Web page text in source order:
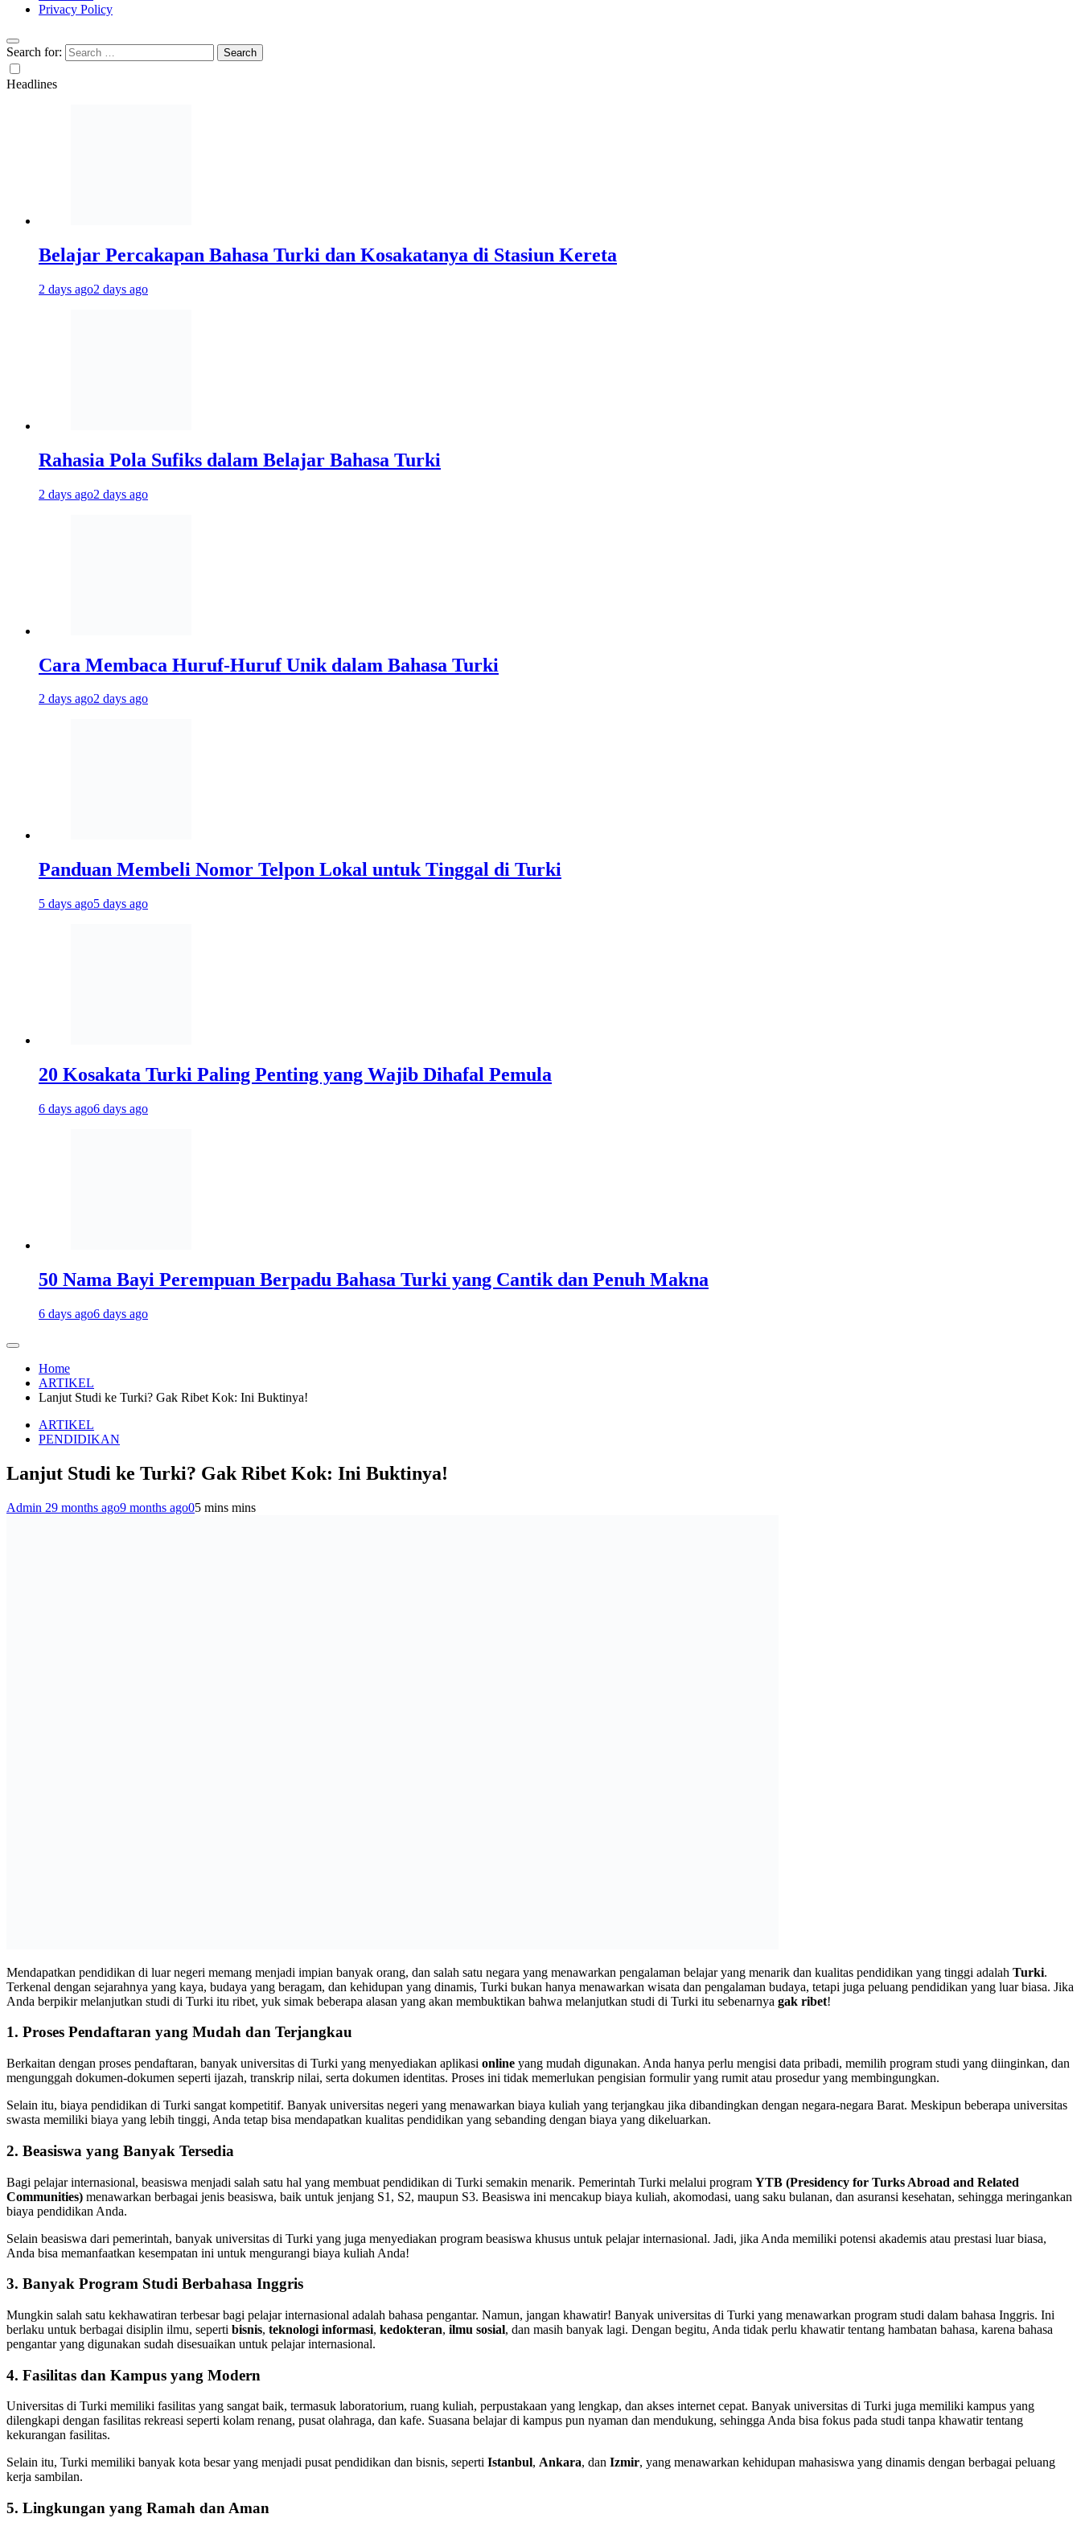
Privacy Policy
Search for:
Headlines
Belajar Percakapan Bahasa Turki dan Kosakatanya di Stasiun Kereta
2 days ago2 days ago
Rahasia Pola Sufiks dalam Belajar Bahasa Turki
2 days ago2 days ago
Cara Membaca Huruf-Huruf Unik dalam Bahasa Turki
2 days ago2 days ago
Panduan Membeli Nomor Telpon Lokal untuk Tinggal di Turki
5 days ago5 days ago
20 Kosakata Turki Paling Penting yang Wajib Dihafal Pemula
6 days ago6 days ago
50 Nama Bayi Perempuan Berpadu Bahasa Turki yang Cantik dan Penuh Makna
6 days ago6 days ago
Home
ARTIKEL
Lanjut Studi ke Turki? Gak Ribet Kok: Ini Buktinya!
ARTIKEL
PENDIDIKAN
Lanjut Studi ke Turki? Gak Ribet Kok: Ini Buktinya!
Admin 29 months ago9 months ago05 mins mins
Mendapatkan pendidikan di luar negeri memang menjadi impian banyak orang, dan salah satu negara yang menawarkan pengalaman belajar yang menarik dan kualitas pendidikan yang tinggi adalah Turki.
Terkenal dengan sejarahnya yang kaya, budaya yang beragam, dan kehidupan yang dinamis, Turki bukan hanya menawarkan wisata dan pengalaman budaya, tetapi juga peluang pendidikan yang luar biasa. Jika
Anda berpikir melanjutkan studi di Turki itu ribet, yuk simak beberapa alasan yang akan membuktikan bahwa melanjutkan studi di Turki itu sebenarnya gak ribet!
1. Proses Pendaftaran yang Mudah dan Terjangkau
Berkaitan dengan proses pendaftaran, banyak universitas di Turki yang menyediakan aplikasi online yang mudah digunakan. Anda hanya perlu mengisi data pribadi, memilih program studi yang diinginkan, dan
mengunggah dokumen-dokumen seperti ijazah, transkrip nilai, serta dokumen identitas. Proses ini tidak memerlukan pengisian formulir yang rumit atau prosedur yang membingungkan.
Selain itu, biaya pendidikan di Turki sangat kompetitif. Banyak universitas negeri yang menawarkan biaya kuliah yang terjangkau jika dibandingkan dengan negara-negara Barat. Meskipun beberapa universitas
swasta memiliki biaya yang lebih tinggi, Anda tetap bisa mendapatkan kualitas pendidikan yang sebanding dengan biaya yang dikeluarkan.
2. Beasiswa yang Banyak Tersedia
Bagi pelajar internasional, beasiswa menjadi salah satu hal yang membuat pendidikan di Turki semakin menarik. Pemerintah Turki melalui program YTB (Presidency for Turks Abroad and Related
Communities) menawarkan berbagai jenis beasiswa, baik untuk jenjang S1, S2, maupun S3. Beasiswa ini mencakup biaya kuliah, akomodasi, uang saku bulanan, dan asuransi kesehatan, sehingga meringankan
biaya pendidikan Anda.
Selain beasiswa dari pemerintah, banyak universitas di Turki yang juga menyediakan program beasiswa khusus untuk pelajar internasional. Jadi, jika Anda memiliki potensi akademis atau prestasi luar biasa,
Anda bisa memanfaatkan kesempatan ini untuk mengurangi biaya kuliah Anda!
3. Banyak Program Studi Berbahasa Inggris
Mungkin salah satu kekhawatiran terbesar bagi pelajar internasional adalah bahasa pengantar. Namun, jangan khawatir! Banyak universitas di Turki yang menawarkan program studi dalam bahasa Inggris. Ini
berlaku untuk berbagai disiplin ilmu, seperti bisnis, teknologi informasi, kedokteran, ilmu sosial, dan masih banyak lagi. Dengan begitu, Anda tidak perlu khawatir tentang hambatan bahasa, karena bahasa
pengantar yang digunakan sudah disesuaikan untuk pelajar internasional.
4. Fasilitas dan Kampus yang Modern
Universitas di Turki memiliki fasilitas yang sangat baik, termasuk laboratorium, ruang kuliah, perpustakaan yang lengkap, dan akses internet cepat. Banyak universitas di Turki juga memiliki kampus yang
dilengkapi dengan fasilitas rekreasi seperti kolam renang, pusat olahraga, dan kafe. Suasana belajar di kampus pun nyaman dan mendukung, sehingga Anda bisa fokus pada studi tanpa khawatir tentang
kekurangan fasilitas.
Selain itu, Turki memiliki banyak kota besar yang menjadi pusat pendidikan dan bisnis, seperti Istanbul, Ankara, dan Izmir, yang menawarkan kehidupan mahasiswa yang dinamis dengan berbagai peluang
kerja sambilan.
5. Lingkungan yang Ramah dan Aman